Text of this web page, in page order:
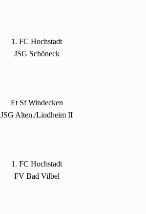
1. FC Hochstadt
JSG Schöneck
Et Sf Windecken
JSG Alten./Lindheim II
1. FC Hochstadt
FV Bad Vilbel